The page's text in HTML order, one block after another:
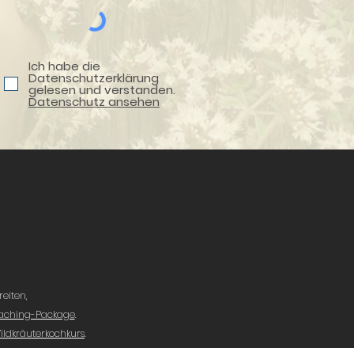
Ich habe die
Datenschutzerklärung
gelesen und verstanden.
Datenschutz ansehen
Package.
.